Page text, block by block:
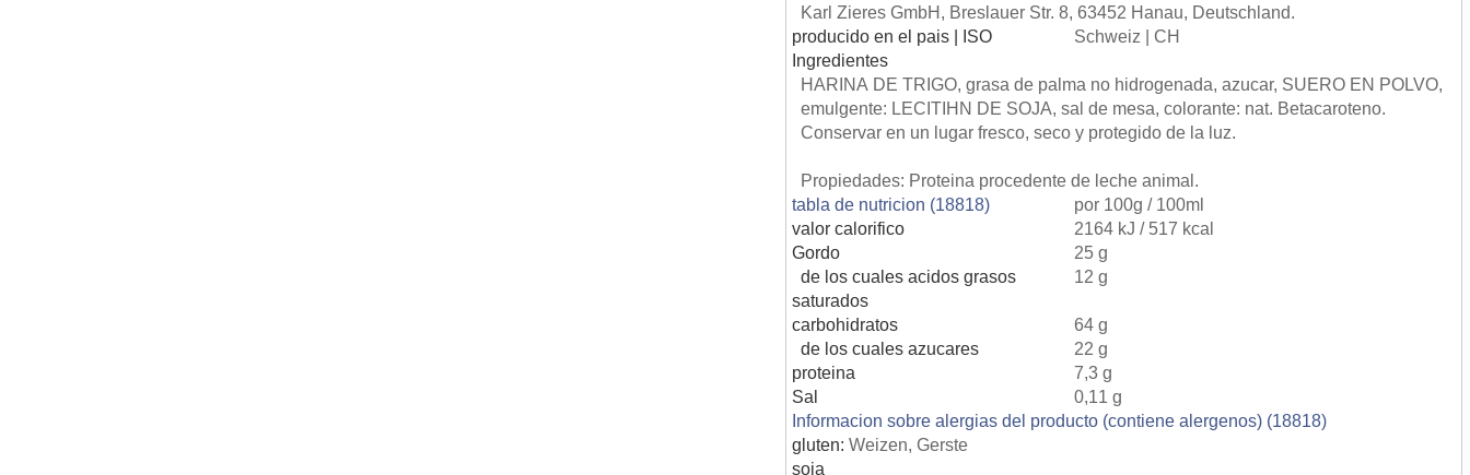
Karl Zieres GmbH, Breslauer Str. 8, 63452 Hanau, Deutschland.
producido en el pais | ISO
Schweiz | CH
Ingredientes
HARINA DE TRIGO, grasa de palma no hidrogenada, azucar, SUERO EN POLVO,
emulgente: LECITIHN DE SOJA, sal de mesa, colorante: nat. Betacaroteno.
Conservar en un lugar fresco, seco y protegido de la luz.
Propiedades: Proteina procedente de leche animal.
tabla de nutricion (18818)
por 100g / 100ml
valor calorifico
2164 kJ / 517 kcal
Gordo
25 g
de los cuales acidos grasos
saturados
12 g
carbohidratos
64 g
de los cuales azucares
22 g
proteina
7,3 g
Sal
0,11 g
Informacion sobre alergias del producto (contiene alergenos) (18818)
gluten: Weizen, Gerste
soja